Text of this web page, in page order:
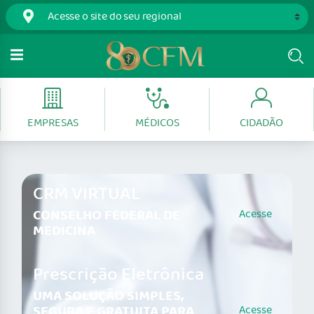
EMPRESAS MÉDICOS CIDADÃO
CRM VIRTUAL
CONSELHO FEDERAL DE
MEDICINA
Acesse
Prescrição Eletrônica
UMA SOLUÇÃO SIMPLES,
Acesse